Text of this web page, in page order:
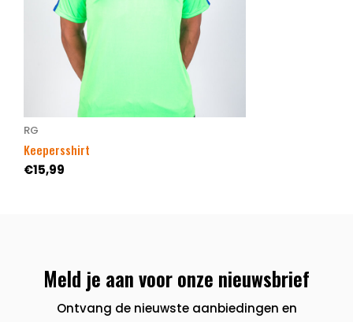
RG
Keepersshirt
€15,99
Meld je aan voor onze nieuwsbrief
Ontvang de nieuwste aanbiedingen en